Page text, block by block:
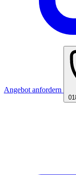
Angebot anfordern